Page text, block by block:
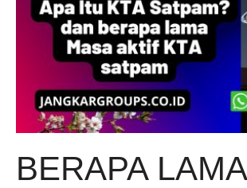
BERAPA LAMA